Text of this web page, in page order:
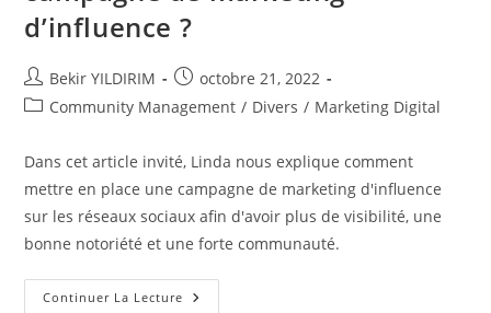
d’influence ?
Auteur/autrice
de
Bekir YILDIRIM
Publication
publiée :
octobre 21, 2022
PostCommunity Management / Divers / Marketing Digital
Dans cet article invité, Linda nous explique comment
mettre en place une campagne de marketing d'influence
sur les réseaux sociaux afin d'avoir plus de visibilité, une
bonne notoriété et une forte communauté.
Continuer La Lecture Comment